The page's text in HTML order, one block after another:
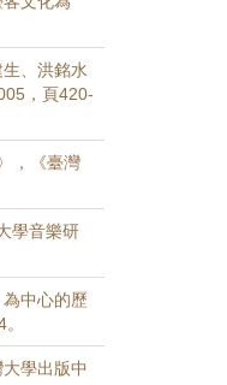
、洪銘水
，頁420-
，《臺灣
學音樂研
中心的歷
學出版中